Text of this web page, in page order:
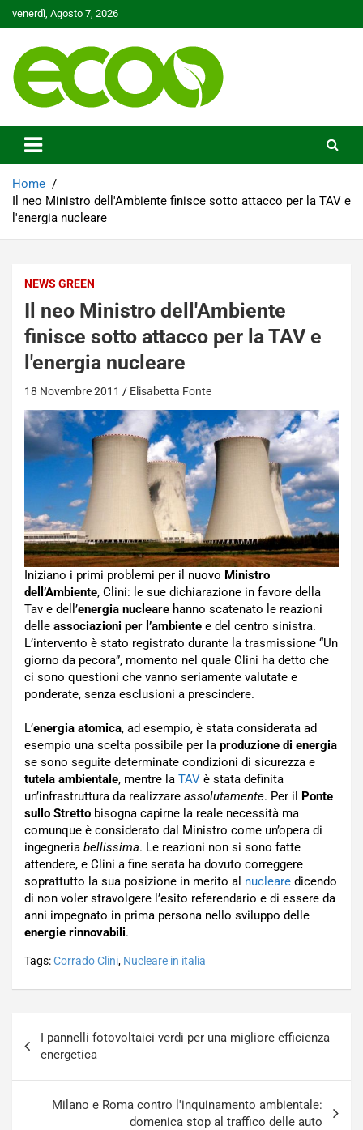
to
venerdì, Agosto 7, 2026
Ecoo.it
Home
Il neo Ministro dell'Ambiente finisce sotto attacco per la TAV e
l'energia nucleare
NEWS GREEN
Il neo Ministro dell'Ambiente
finisce sotto attacco per la TAV e
l'energia nucleare
18 Novembre 2011 Elisabetta Fonte
Iniziano i primi problemi per il nuovo Ministro
dell’Ambiente, Clini: le sue dichiarazione in favore della
Tav e dell’energia nucleare hanno scatenato le reazioni
delle associazioni per l’ambiente e del centro sinistra.
L’intervento è stato registrato durante la trasmissione “Un
giorno da pecora”, momento nel quale Clini ha detto che
ci sono questioni che vanno seriamente valutate e
ponderate, senza esclusioni a prescindere.
L’energia atomica, ad esempio, è stata considerata ad
esempio una scelta possibile per la produzione di energia
se sono seguite determinate condizioni di sicurezza e
tutela ambientale, mentre la TAV è stata definita
un’infrastruttura da realizzare assolutamente. Per il Ponte
sullo Stretto bisogna capirne la reale necessità ma
comunque è considerato dal Ministro come un’opera di
ingegneria bellissima. Le reazioni non si sono fatte
attendere, e Clini a fine serata ha dovuto correggere
soprattutto la sua posizione in merito al nucleare dicendo
di non voler stravolgere l’esito referendario e di essere da
anni impegnato in prima persona nello sviluppo delle
energie rinnovabili.
Tags:Corrado Clini, Nucleare in italia
articoli
I pannelli fotovoltaici verdi per una migliore efficienza
energetica
Milano e Roma contro l'inquinamento ambientale:
domenica stop al traffico delle auto